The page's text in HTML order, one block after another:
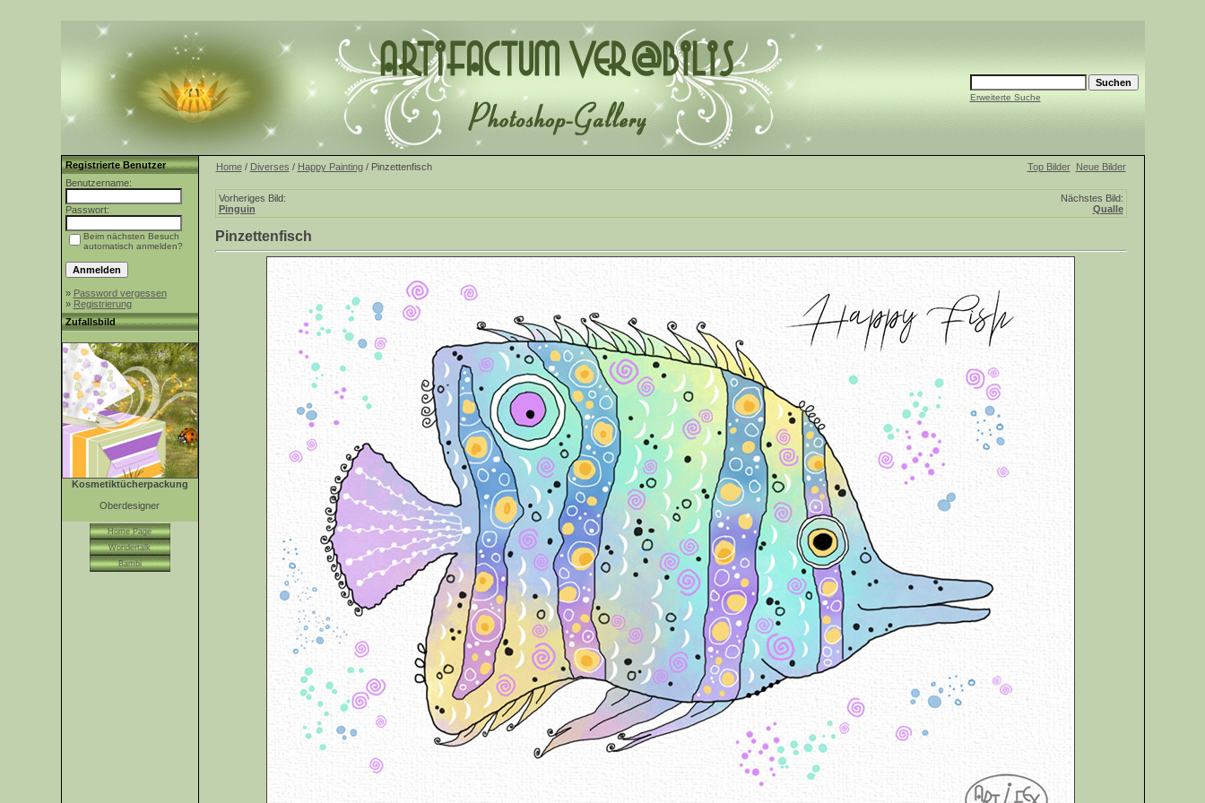
Erweiterte Suche
Registrierte Benutzer
Benutzername:
Passwort:
Beim nächsten Besuch
automatisch anmelden?
» Password vergessen
» Registrierung
Zufallsbild
Kosmetiktücherpackung
Oberdesigner
Home Page
Wondertalk
Bambi
Home/ Diverses / Happy Painting/ Pinzettenfisch Top Bilder Neue Bilder
Vorheriges Bild:
Pinguin
Nächstes Bild:
Qualle
Pinzettenfisch